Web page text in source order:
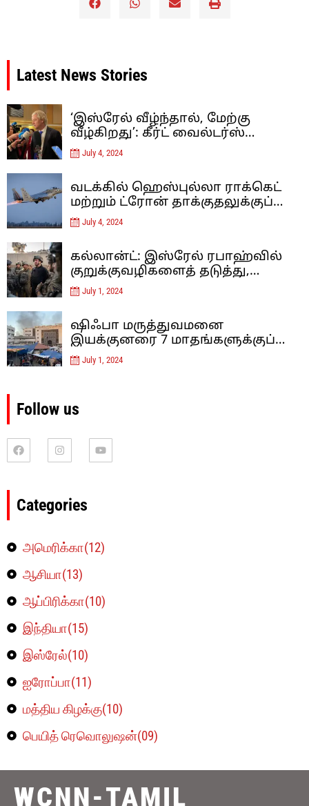
Latest News Stories
‘இஸ்ரேல் வீழ்ந்தால், மேற்கு
வீழ்கிறது’: கீர்ட் வைல்டர்ஸ்
இஸ்லாம் தீவிரவாதத்திற்கு
எதிரான ஐரோப்பாவின் கடைசி
நிலைப்பாடு – கருத்து
July 4, 2024
வடக்கில் ஹெஸ்புல்லா ராக்கெட்
மற்றும் ட்ரோன் தாக்குதலுக்குப்
பிறகு, இஸ்ரேல் லெபனான் மீது
வான்வழித் தாக்குதல்களை
நடத்தியுள்ளது
July 4, 2024
கல்லான்ட்: இஸ்ரேல் ரபாஹ்வில்
குறுக்குவழிகளைத் தடுத்து,
சுரங்கப்பாதைகளை அழிப்பதன்
மூலம் ஹமாஸை மூச்சுத் திணற
வைக்கிறது.
July 1, 2024
ஷிஃபா மருத்துவமனை
இயக்குனரை 7 மாதங்களுக்குப்
பிறகு இஸ்ரேல் விடுவித்தது
July 1, 2024
Follow us
Categories
அமெரிக்கா(12)
ஆசியா(13)
ஆப்பிரிக்கா(10)
இந்தியா(15)
இஸ்ரேல்(10)
ஐரோப்பா(11)
மத்திய கிழக்கு(10)
பெயித் ரெவொலுஷன்(09)
WCNN-TAMIL